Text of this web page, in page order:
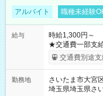
アルバイト 職種未経験
給与
時給1,300円～
★交通費一部支給 時給1,300円～ ※試験・役割により手当
※勤務回数によ
り！】 希望さ
例】 ・河合塾模
×8時間＝日収
交通費別途支
勤務地
さいたま市大宮
埼玉県埼玉県さ